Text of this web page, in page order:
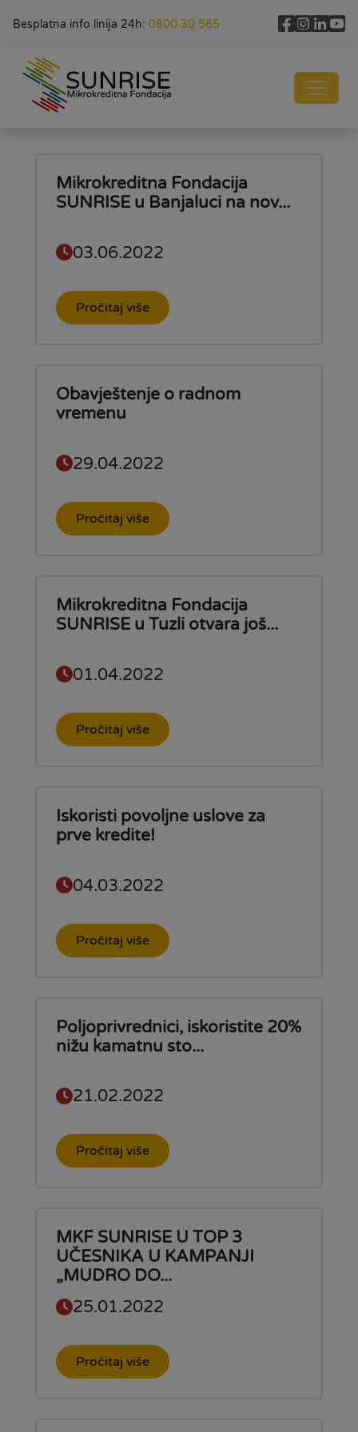
Besplatna info linija 24h: 0800 30 565
Mikrokreditna Fondacija
SUNRISE u Banjaluci na nov...
03.06.2022
Pročitaj više
Obavještenje o radnom
vremenu
29.04.2022
Pročitaj više
Mikrokreditna Fondacija
SUNRISE u Tuzli otvara još...
01.04.2022
Pročitaj više
Iskoristi povoljne uslove za
prve kredite!
04.03.2022
Pročitaj više
Poljoprivrednici, iskoristite 20%
nižu kamatnu sto...
21.02.2022
Pročitaj više
MKF SUNRISE U TOP 3
UČESNIKA U KAMPANJI
„MUDRO DO...
25.01.2022
Pročitaj više